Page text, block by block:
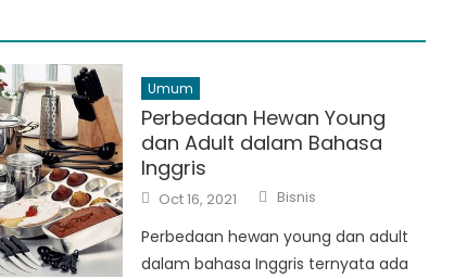
Umum
Perbedaan Hewan Young
dan Adult dalam Bahasa
Inggris
Posted
on
Oct 16, 2021 Author
Bisnis
Perbedaan hewan young dan adult
dalam bahasa Inggris ternyata ada